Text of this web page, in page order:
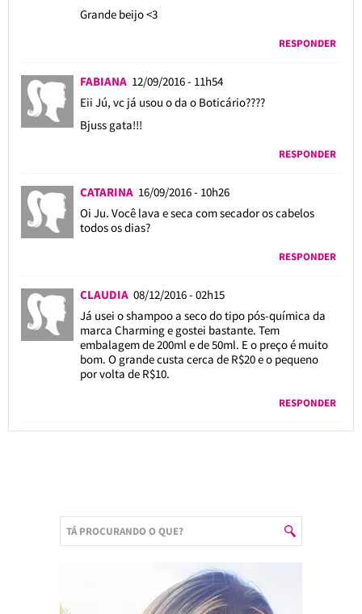
Grande beijo <3
RESPONDER
FABIANA 12/09/2016 - 11h54
Eii Jú, vc já usou o da o Boticário????
Bjuss gata!!!
RESPONDER
CATARINA 16/09/2016 - 10h26
Oi Ju. Você lava e seca com secador os cabelos
todos os dias?
RESPONDER
CLAUDIA 08/12/2016 - 02h15
Já usei o shampoo a seco do tipo pós-química da
marca Charming e gostei bastante. Tem
embalagem de 200ml e de 50ml. E o preço é muito
bom. O grande custa cerca de R$20 e o pequeno
por volta de R$10.
RESPONDER